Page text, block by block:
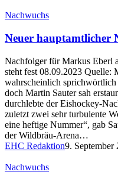
Nachwuchs
Neuer hauptamtlicher
Nachfolger für Markus Eberl
steht fest 08.09.2023 Quelle:
wahrscheinlich
doch Martin Sauter sah
durchlebte der Eishockey-
zuletzt zwei sehr turbulente
eine heftige Nummer“, gab
der Wildbräu-Arena…
EHC Redaktion9. September
Nachwuchs